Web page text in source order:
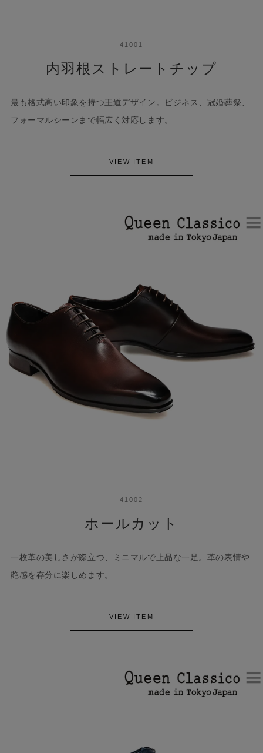
41001
内羽根ストレートチップ
最も格式高い印象を持つ王道デザイン。ビジネス、冠婚葬祭、
フォーマルシーンまで幅広く対応します。
VIEW ITEM
41002
ホールカット
一枚革の美しさが際立つ、ミニマルで上品な一足。革の表情や
艶感を存分に楽しめます。
VIEW ITEM